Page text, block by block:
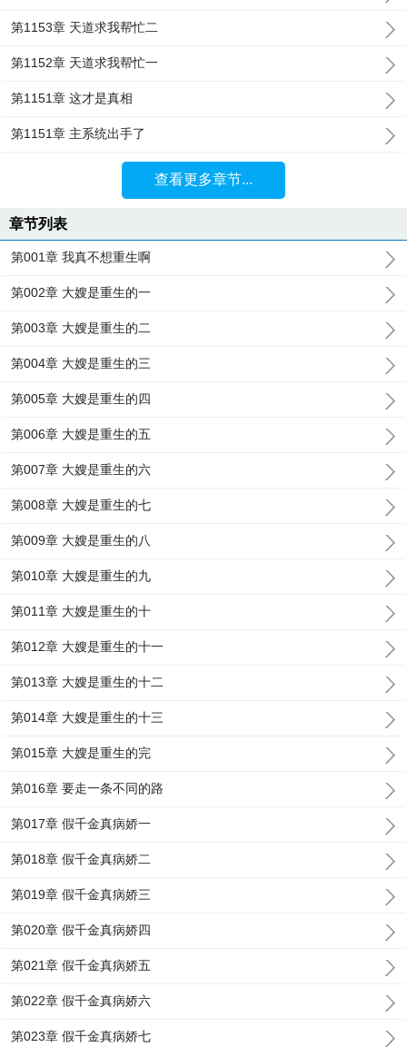
第1153章 天道求我帮忙二
第1152章 天道求我帮忙一
第1151章 这才是真相
第1151章 主系统出手了
查看更多章节...
章节列表
第001章 我真不想重生啊
第002章 大嫂是重生的一
第003章 大嫂是重生的二
第004章 大嫂是重生的三
第005章 大嫂是重生的四
第006章 大嫂是重生的五
第007章 大嫂是重生的六
第008章 大嫂是重生的七
第009章 大嫂是重生的八
第010章 大嫂是重生的九
第011章 大嫂是重生的十
第012章 大嫂是重生的十一
第013章 大嫂是重生的十二
第014章 大嫂是重生的十三
第015章 大嫂是重生的完
第016章 要走一条不同的路
第017章 假千金真病娇一
第018章 假千金真病娇二
第019章 假千金真病娇三
第020章 假千金真病娇四
第021章 假千金真病娇五
第022章 假千金真病娇六
第023章 假千金真病娇七